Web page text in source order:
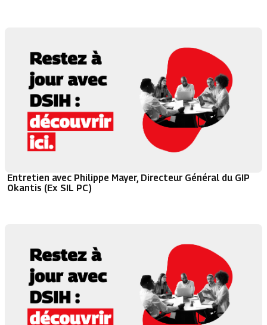
Entretien avec Philippe Mayer, Directeur Général du GIP
Okantis (Ex SIL PC)